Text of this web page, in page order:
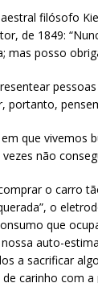
filósofo
de 1849:
mas posso
portanto,
que vivemos
não
o carro
o
que
auto-
a sacrificar
carinho com